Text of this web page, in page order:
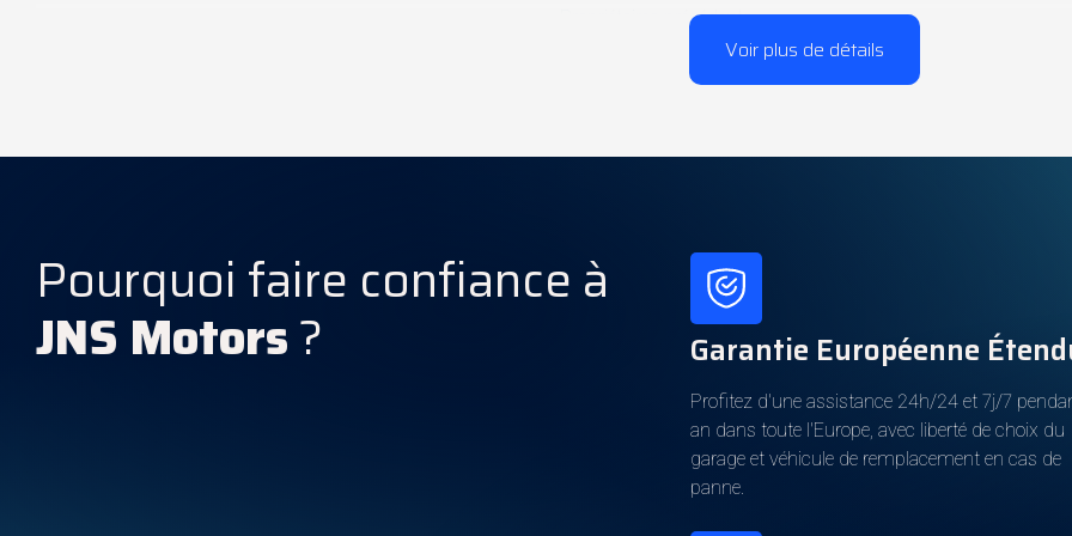
Propriétaires précédents
Caractéristiques Techniques
Boîte de vitesses
Autonomie électrique
Voir plus de détails
Pourquoi faire confiance à
JNS Motors? Garantie Européenne
Profitez d'une assistance 24h/24 et 7j/7
an dans toute l'Europe, avec liberté de choix du
garage et véhicule de remplacement en cas de
panne.